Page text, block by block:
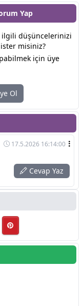
Yap
düşüncelerinizi
misiniz?
için üye
Ol
17.5.2026 16:14:00
Cevap Yaz